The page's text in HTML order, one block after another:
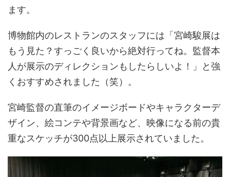
ます。
博物館内のレストランのスタッフには「宮崎駿展は
もう見た？すっごく良いから絶対行ってね。監督本
人が展示のディレクションもしたらしいよ！」と強
くおすすめされました（笑）。
宮崎監督の直筆のイメージボードやキャラクターデ
ザイン、絵コンテや背景画など、映像になる前の貴
重なスケッチが300点以上展示されていました。